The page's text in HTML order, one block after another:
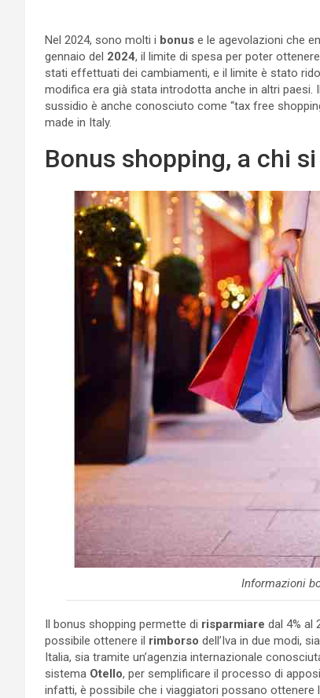
Nel 2024, sono molti i bonus e le agevolazioni che
gennaio del 2024, il limite di spesa per poter
stati effettuati dei cambiamenti, e il limite è stato
modifica era già stata introdotta anche in altri paesi.
sussidio è anche conosciuto come “tax free
made in Italy.
Bonus shopping, a chi
Informazioni
Il bonus shopping permette di risparmiare dal 4% al
possibile ottenere il rimborso dell’Iva in due modi,
Italia, sia tramite un’agenzia internazionale
sistema Otello, per semplificare il processo di
infatti, è possibile che i viaggiatori possano